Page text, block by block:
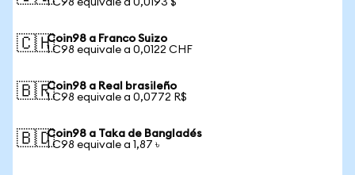
1 C98 equivale a 0,0193 $
🇨🇭Coin98 a Franco Suizo
1 C98 equivale a 0,0122 CHF
🇧🇷Coin98 a Real brasileño
1 C98 equivale a 0,0772 R$
🇧🇩Coin98 a Taka de Bangladés
1 C98 equivale a 1,87 ৳